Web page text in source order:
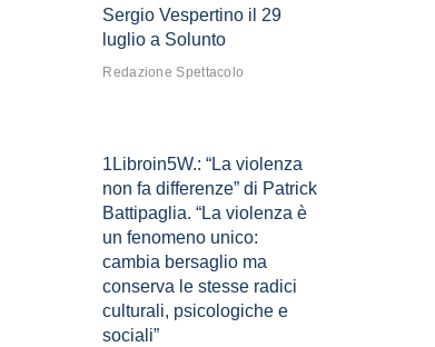
Sergio Vespertino il 29
luglio a Solunto
Redazione Spettacolo
1Libroin5W.: “La violenza
non fa differenze” di Patrick
Battipaglia. “La violenza è
un fenomeno unico:
cambia bersaglio ma
conserva le stesse radici
culturali, psicologiche e
sociali”